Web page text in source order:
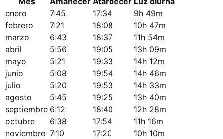
enero
7:45 17:34
9h 49m
febrero
7:21 18:08
10h 47m
marzo
6:43 18:37
11h 54m
abril
5:56 19:05
13h 09m
mayo
5:21 19:33
14h 12m
junio
5:08 19:54
14h 46m
julio
5:20 19:53
14h 33m
agosto
5:45 19:25
13h 40m
septiembre 6:12 18:40
12h 28m
octubre
6:38 17:54
11h 16m
noviembre 7:10 17:20
10h 10m